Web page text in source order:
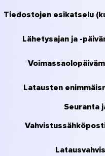
Tiedostojen esikatselu
Lähetysajan ja -
Latausten
Seuranta